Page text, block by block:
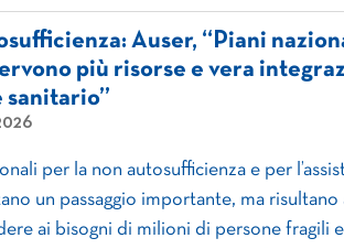
Auser, “Piani
più risorse e vera
sanitario”
per la non autosufficienza e per
un passaggio importante, ma
ai bisogni di milioni di persone fragili